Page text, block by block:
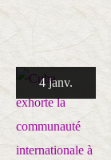
4 janv.